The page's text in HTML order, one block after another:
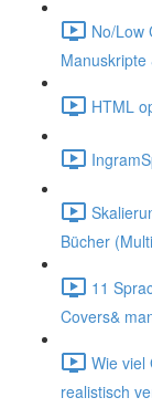
No/Low
Manuskripte
HTML
Bücher
11
Covers&
Wie viel
realistisch